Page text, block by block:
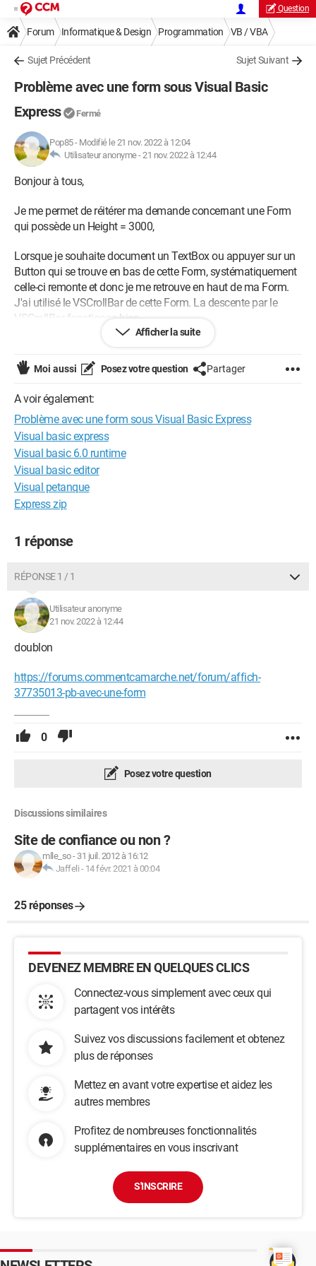
Question
Forum Informatique & Design Programmation VB / VBA
Sujet Précédent Sujet Suivant
Problème avec une form sous Visual Basic
Express
Fermé
Pop85- Modifié le 21 nov. 2022 à 12:04
Utilisateur anonyme -21 nov. 2022 à 12:44
Bonjour à tous,
Je me permet de réitérer ma demande concernant une Form
qui possède un Height = 3000,
Lorsque je souhaite document un TextBox ou appuyer sur un
Button qui se trouve en bas de cette Form, systématiquement
celle-ci remonte et donc je me retrouve en haut de ma Form.
J'ai utilisé le VSCrollBar de cette Form. La descente par le
VSCrollBar fonctionne bien.
Merci de vos réponses.
Afficher la suite
Moi aussi Posez votre question Partager
A voir également:
Problème avec une form sous Visual Basic Express
Visual basic express
Visual basic 6.0 runtime
Visual basic editor
Visual petanque
Express zip
1 réponse
RÉPONSE 1 / 1
Utilisateur anonyme
21 nov. 2022 à 12:44
doublon
https://forums.commentcamarche.net/forum/affich-
37735013-pb-avec-une-form
0
Posez votre question
Discussions similaires
Site de confiance ou non ?
mlle_so- 31 juil. 2012 à 16:12
Jaffeli - 14 févr. 2021 à 00:04
25 réponses
DEVENEZ MEMBRE EN QUELQUES CLICS
Connectez-vous simplement avec ceux qui
partagent vos intérêts
Suivez vos discussions facilement et obtenez
plus de réponses
Mettez en avant votre expertise et aidez les
autres membres
Profitez de nombreuses fonctionnalités
supplémentaires en vous inscrivant
S'INSCRIRE